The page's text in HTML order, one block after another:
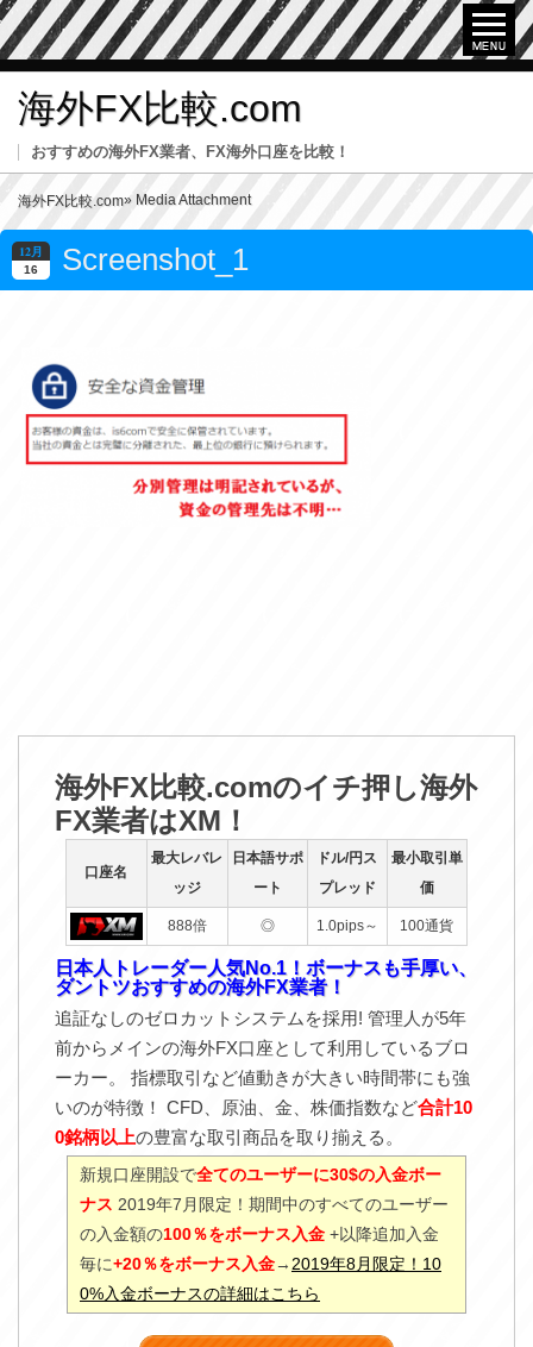
海外FX比較.com
おすすめの海外FX業者、FX海外口座を比較！
海外FX比較.com» Media Attachment
12月
16 Screenshot_1
海外FX比較.comのイチ押し海外
FX業者はXM！
口座名
最大レバレ
ッジ
日本語サポ
ート
ドル/円ス
プレッド
最小取引単
価
888倍 ◎ 1.0pips～ 100通貨
日本人トレーダー人気No.1！ボーナスも手厚い、
ダントツおすすめの海外FX業者！
追証なしのゼロカットシステムを採用! 管理人が5年
前からメインの海外FX口座として利用しているブロ
ーカー。 指標取引など値動きが大きい時間帯にも強
いのが特徴！ CFD、原油、金、株価指数など合計10
0銘柄以上の豊富な取引商品を取り揃える。
新規口座開設で全てのユーザーに30$の入金ボー
ナス 2019年7月限定！期間中のすべてのユーザー
の入金額の100％をボーナス入金 +以降追加入金
毎に+20％をボーナス入金→ 2019年8月限定！10
0%入金ボーナスの詳細はこちら